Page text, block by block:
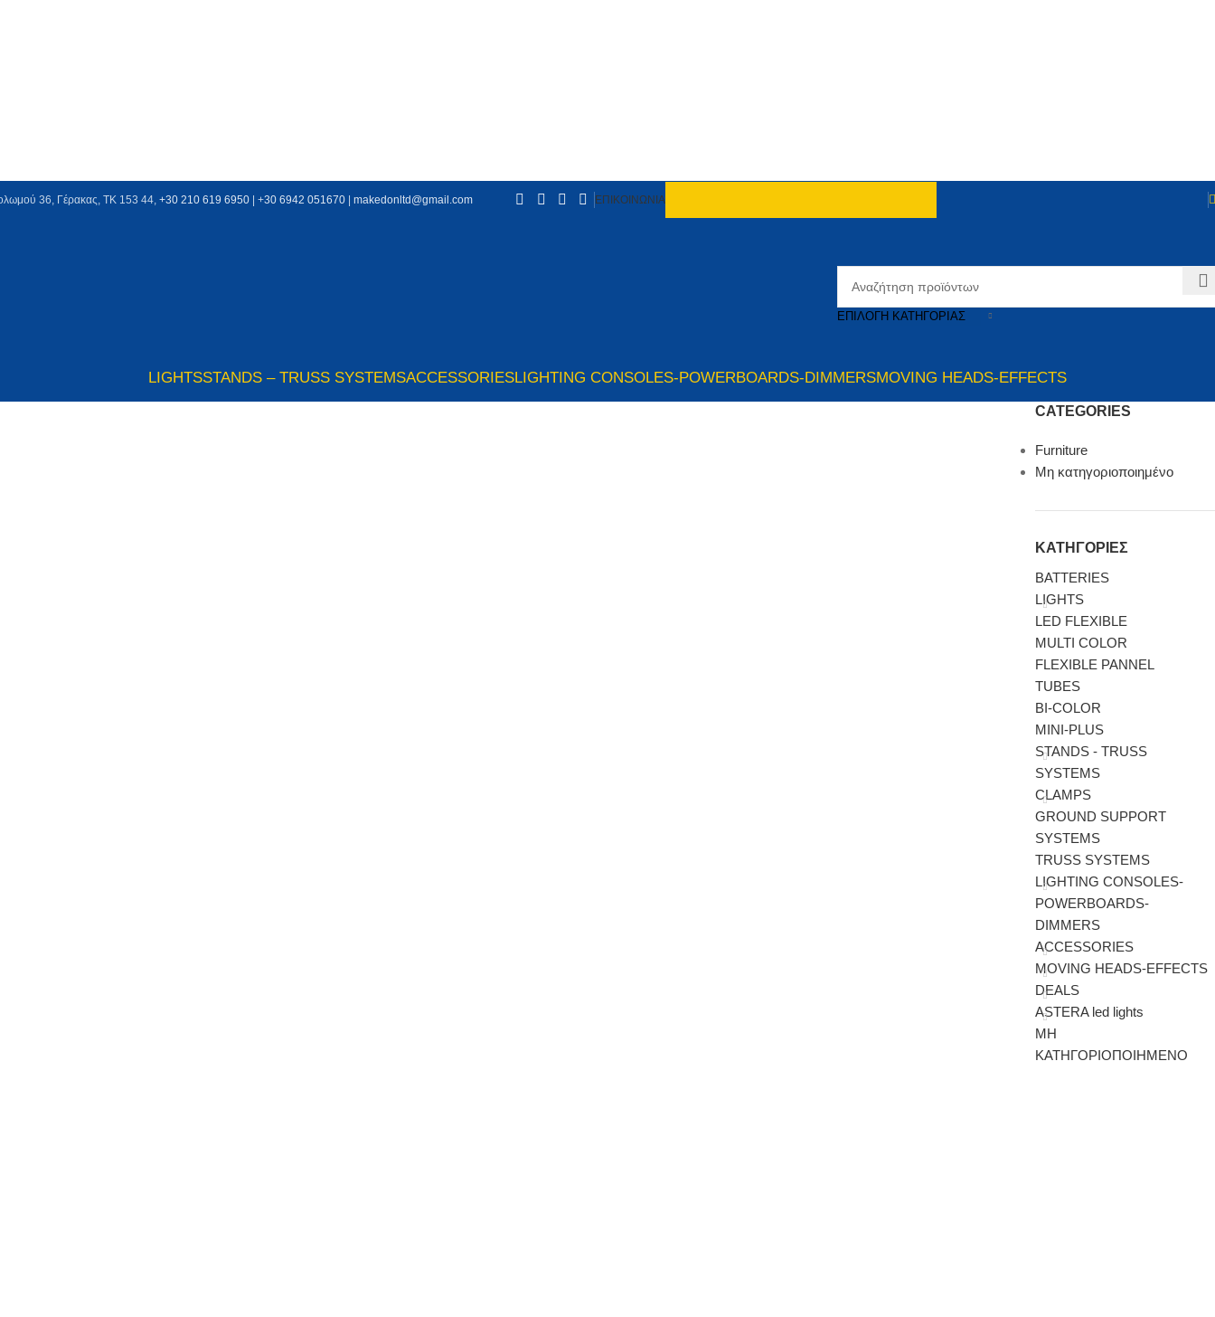
36, Γέρακας, ΤΚ 153 44, +30 210 619 6950 | +30 6942 051670 makedonltd@gmail.com ΕΠΙΚΟΙΝΩΝΙΑ
ΕΠΙΛΟΓΉ ΚΑΤΗΓΟΡΊΑΣ
LIGHTSSTANDS – TRUSS SYSTEMSACCESSORIESLIGHTING CONSOLES-POWERBOARDS-DIMMERSMOVING HEADS-EFFECTS
CATEGORIES
Furniture
Μη κατηγοριοποιημένο
ΚΑΤΗΓΟΡΙΕΣ
BATTERIES
LIGHTS
LED FLEXIBLE
MULTI COLOR
FLEXIBLE PANNEL
TUBES
BI-COLΟR
MINI-PLUS
STANDS - TRUSS
SYSTEMS
CLAMPS
GROUND SUPPORT
SYSTEMS
TRUSS SYSTEMS
LIGHTING CONSOLES-
POWERBOARDS-
DIMMERS
ACCESSORIES
MOVING HEADS-EFFECTS
DEALS
ASTERA led lights
ΜΗ
ΚΑΤΗΓΟΡΙΟΠΟΙΗΜΕΝΟ